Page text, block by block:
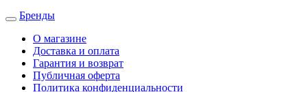
Бренды
О магазине
Доставка и оплата
Гарантия и возврат
Публичная оферта
Политика конфиденциальности